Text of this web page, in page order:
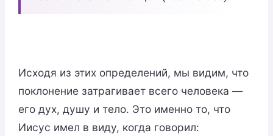
Исходя из этих определений, мы видим, что
поклонение затрагивает всего человека —
его дух, душу и тело. Это именно то, что
Иисус имел в виду, когда говорил: